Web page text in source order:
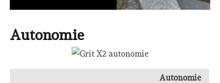
Autonomie
Autonomie